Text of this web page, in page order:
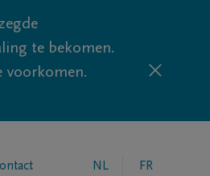
te bekomen.
voorkomen.
NL FR